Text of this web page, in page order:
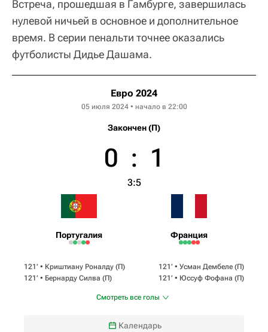
Встреча, прошедшая в Гамбурге, завершилась
нулевой ничьей в основное и дополнительное
время. В серии пенальти точнее оказались
футболисты Дидье Дашама.
Евро 2024
05 июля 2024 • начало в 22:00
Закончен (П)
Португалия
0 : 1
3:5
Франция
121‎’‎ • Криштиану Роналду (П)
121‎’‎ • Бернарду Силва (П)
121‎’‎ • Усман Дембеле (П)
121‎’‎ • Юссуф Фофана (П)
Смотреть все голы
Календарь